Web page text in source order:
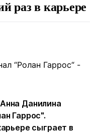
раз в карьере
Данилина
Гаррос".
сыграет в